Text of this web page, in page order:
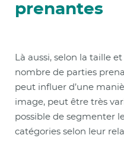
prenantes
Là aussi, selon la taille
nombre de parties
peut influer d’une
image, peut être très
possible de segmenter
catégories selon leur